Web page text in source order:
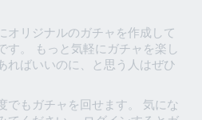
オリジナルのガチャを作成して
す。 もっと気軽にガチャを楽し
ればいいのに、と思う人はぜひ
でもガチャを回せます。 気にな